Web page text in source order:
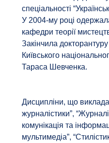
спеціальності
У 2004-му році
кафедри теорії
Закінчила
Київського
Тараса Шевченка.
Дисципліни, що
журналістики”,
комунікація та
мультимедіа”,